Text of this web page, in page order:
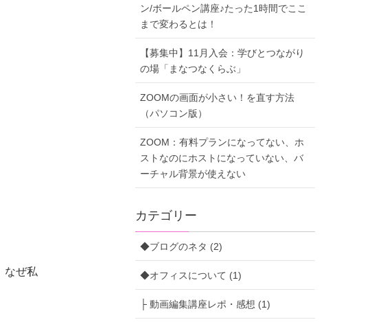
なぜ私
ン/ボールペン講座♪たった1時間でここ
まで変わるとは！
【募集中】11月入会：学びとつながり
の場「まなつなくらぶ」
ZOOMの画面が小さい！を直す方法
（パソコン版）
ZOOM：有料プランになってない、ホ
ストなのにホストになっていない、バ
ーチャル背景が使えない
カテゴリー
◆ブログのネタ (2)
◆オフィスについて (1)
├ 動画編集講座レポ・感想 (1)